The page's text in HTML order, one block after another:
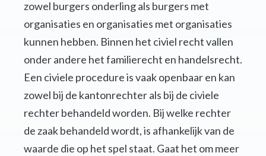
zowel burgers onderling als burgers met
organisaties en organisaties met organisaties
kunnen hebben. Binnen het civiel recht vallen
onder andere het familierecht en handelsrecht.
Een civiele procedure is vaak openbaar en kan
zowel bij de kantonrechter als bij de civiele
rechter behandeld worden. Bij welke rechter
de zaak behandeld wordt, is afhankelijk van de
waarde die op het spel staat. Gaat het om meer